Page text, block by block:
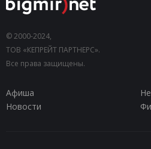
© 2000-2024,
ТОВ «КЕПРЕЙТ ПАРТНЕРС».
Все права защищены.
Афиша
Новости